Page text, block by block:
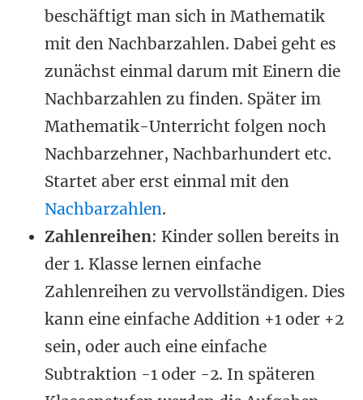
beschäftigt man sich in Mathematik
mit den Nachbarzahlen. Dabei geht es
zunächst einmal darum mit Einern die
Nachbarzahlen zu finden. Später im
Mathematik-Unterricht folgen noch
Nachbarzehner, Nachbarhundert etc.
Startet aber erst einmal mit den
Nachbarzahlen.
Zahlenreihen: Kinder sollen bereits in
der 1. Klasse lernen einfache
Zahlenreihen zu vervollständigen. Dies
kann eine einfache Addition +1 oder +2
sein, oder auch eine einfache
Subtraktion -1 oder -2. In späteren